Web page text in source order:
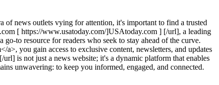
of news outlets vying for attention, it's important to find a trusted
[ https://www.usatoday.com/]USAtoday.com ] [/url], a leading
to resource for readers who seek to stay ahead of the curve.
you gain access to exclusive content, newsletters, and updates
is not just a news website; it's a dynamic platform that enables
unwavering: to keep you informed, engaged, and connected.